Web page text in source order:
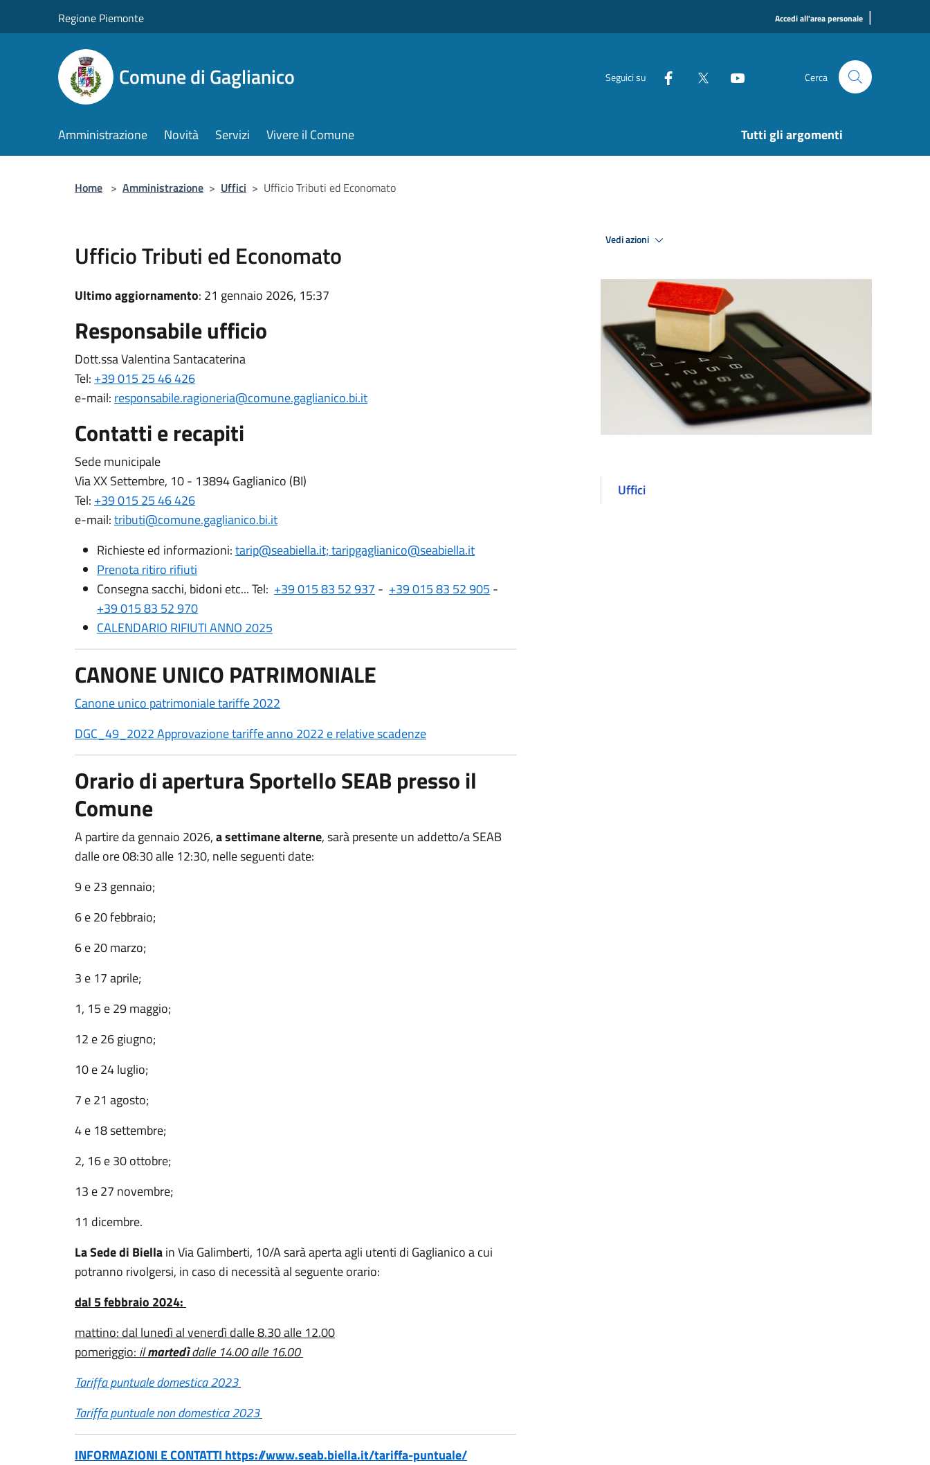
Regione Piemonte Accedi all'area personale |
Comune di Gaglianico Seguici su Cerca
Amministrazione Novità Servizi Vivere il Comune Tutti gli argomenti
Home > Amministrazione > Uffici > Ufficio Tributi ed Economato
Ufficio Tributi ed Economato
Ultimo aggiornamento: 21 gennaio 2026, 15:37
Responsabile ufficio
Dott.ssa Valentina Santacaterina
Tel: +39 015 25 46 426
e-mail: responsabile.ragioneria@comune.gaglianico.bi.it
Contatti e recapiti
Sede municipale
Via XX Settembre, 10 - 13894 Gaglianico (BI)
Tel: +39 015 25 46 426
e-mail:tributi@comune.gaglianico.bi.it
Richieste ed informazioni:tarip@seabiella.it; taripgaglianico@seabiella.it
Prenota ritiro rifiuti
Consegna sacchi, bidoni etc... Tel: +39 015 83 52 937 - +39 015 83 52 905 -
+39 015 83 52 970
CALENDARIO RIFIUTI ANNO 2025
CANONE UNICO PATRIMONIALE
Canone unico patrimoniale tariffe 2022
DGC_49_2022 Approvazione tariffe anno 2022 e relative scadenze
Orario di apertura Sportello SEAB presso il
Comune
A partire da gennaio 2026,a settimane alterne, sarà presente un addetto/a SEAB
dalle ore 08:30 alle 12:30, nelle seguenti date:
9 e 23 gennaio;
6 e 20 febbraio;
6 e 20 marzo;
3 e 17 aprile;
1, 15 e 29 maggio;
12 e 26 giugno;
10 e 24 luglio;
7 e 21 agosto;
4 e 18 settembre;
2, 16 e 30 ottobre;
13 e 27 novembre;
11 dicembre.
La Sede di Biellain Via Galimberti, 10/A sarà aperta agli utenti di Gaglianico a cui
potranno rivolgersi, in caso di necessità al seguente orario:
dal 5 febbraio 2024:
mattino: dal lunedì al venerdì dalle 8.30 alle 12.00
pomeriggio: ilmartedìdalle 14.00 alle 16.00
Tariffa puntuale domestica 2023
Tariffa puntuale non domestica 2023
INFORMAZIONI E CONTATTI https://www.seab.biella.it/tariffa-puntuale/
Vedi azioni
Uffici